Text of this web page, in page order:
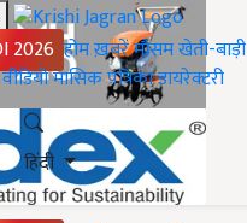
2026 होमख़बरेंमौसमखेती-बाड़ी
वीडियोमासिक पत्रिकाडायरेक्टरी
हिंदी